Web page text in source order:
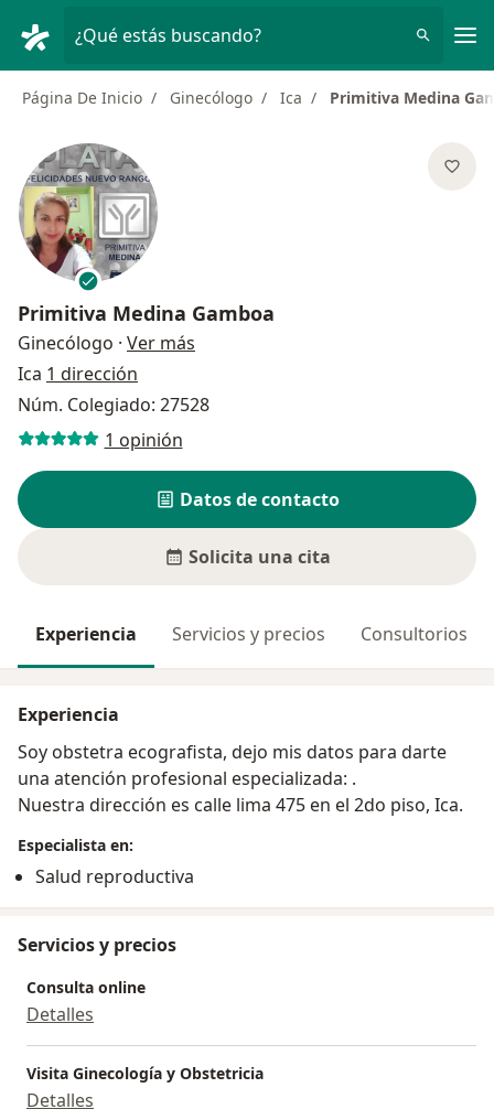
¿Qué estás buscando?
Página De Inicio Ginecólogo Ica Primitiva Medina
Primitiva Medina Gamboa
Ginecólogo · Ver más
Ica 1 dirección
Núm. Colegiado: 27528
1 opinión
Datos de contacto
Solicita una cita
Experiencia Servicios y precios Consultorios
Experiencia
Soy obstetra ecografista, dejo mis datos para darte
una atención profesional especializada: .
Nuestra dirección es calle lima 475 en el 2do piso, Ica.
Especialista en:
Salud reproductiva
Servicios y precios
Consulta online
Detalles
Visita Ginecología y Obstetricia
Detalles